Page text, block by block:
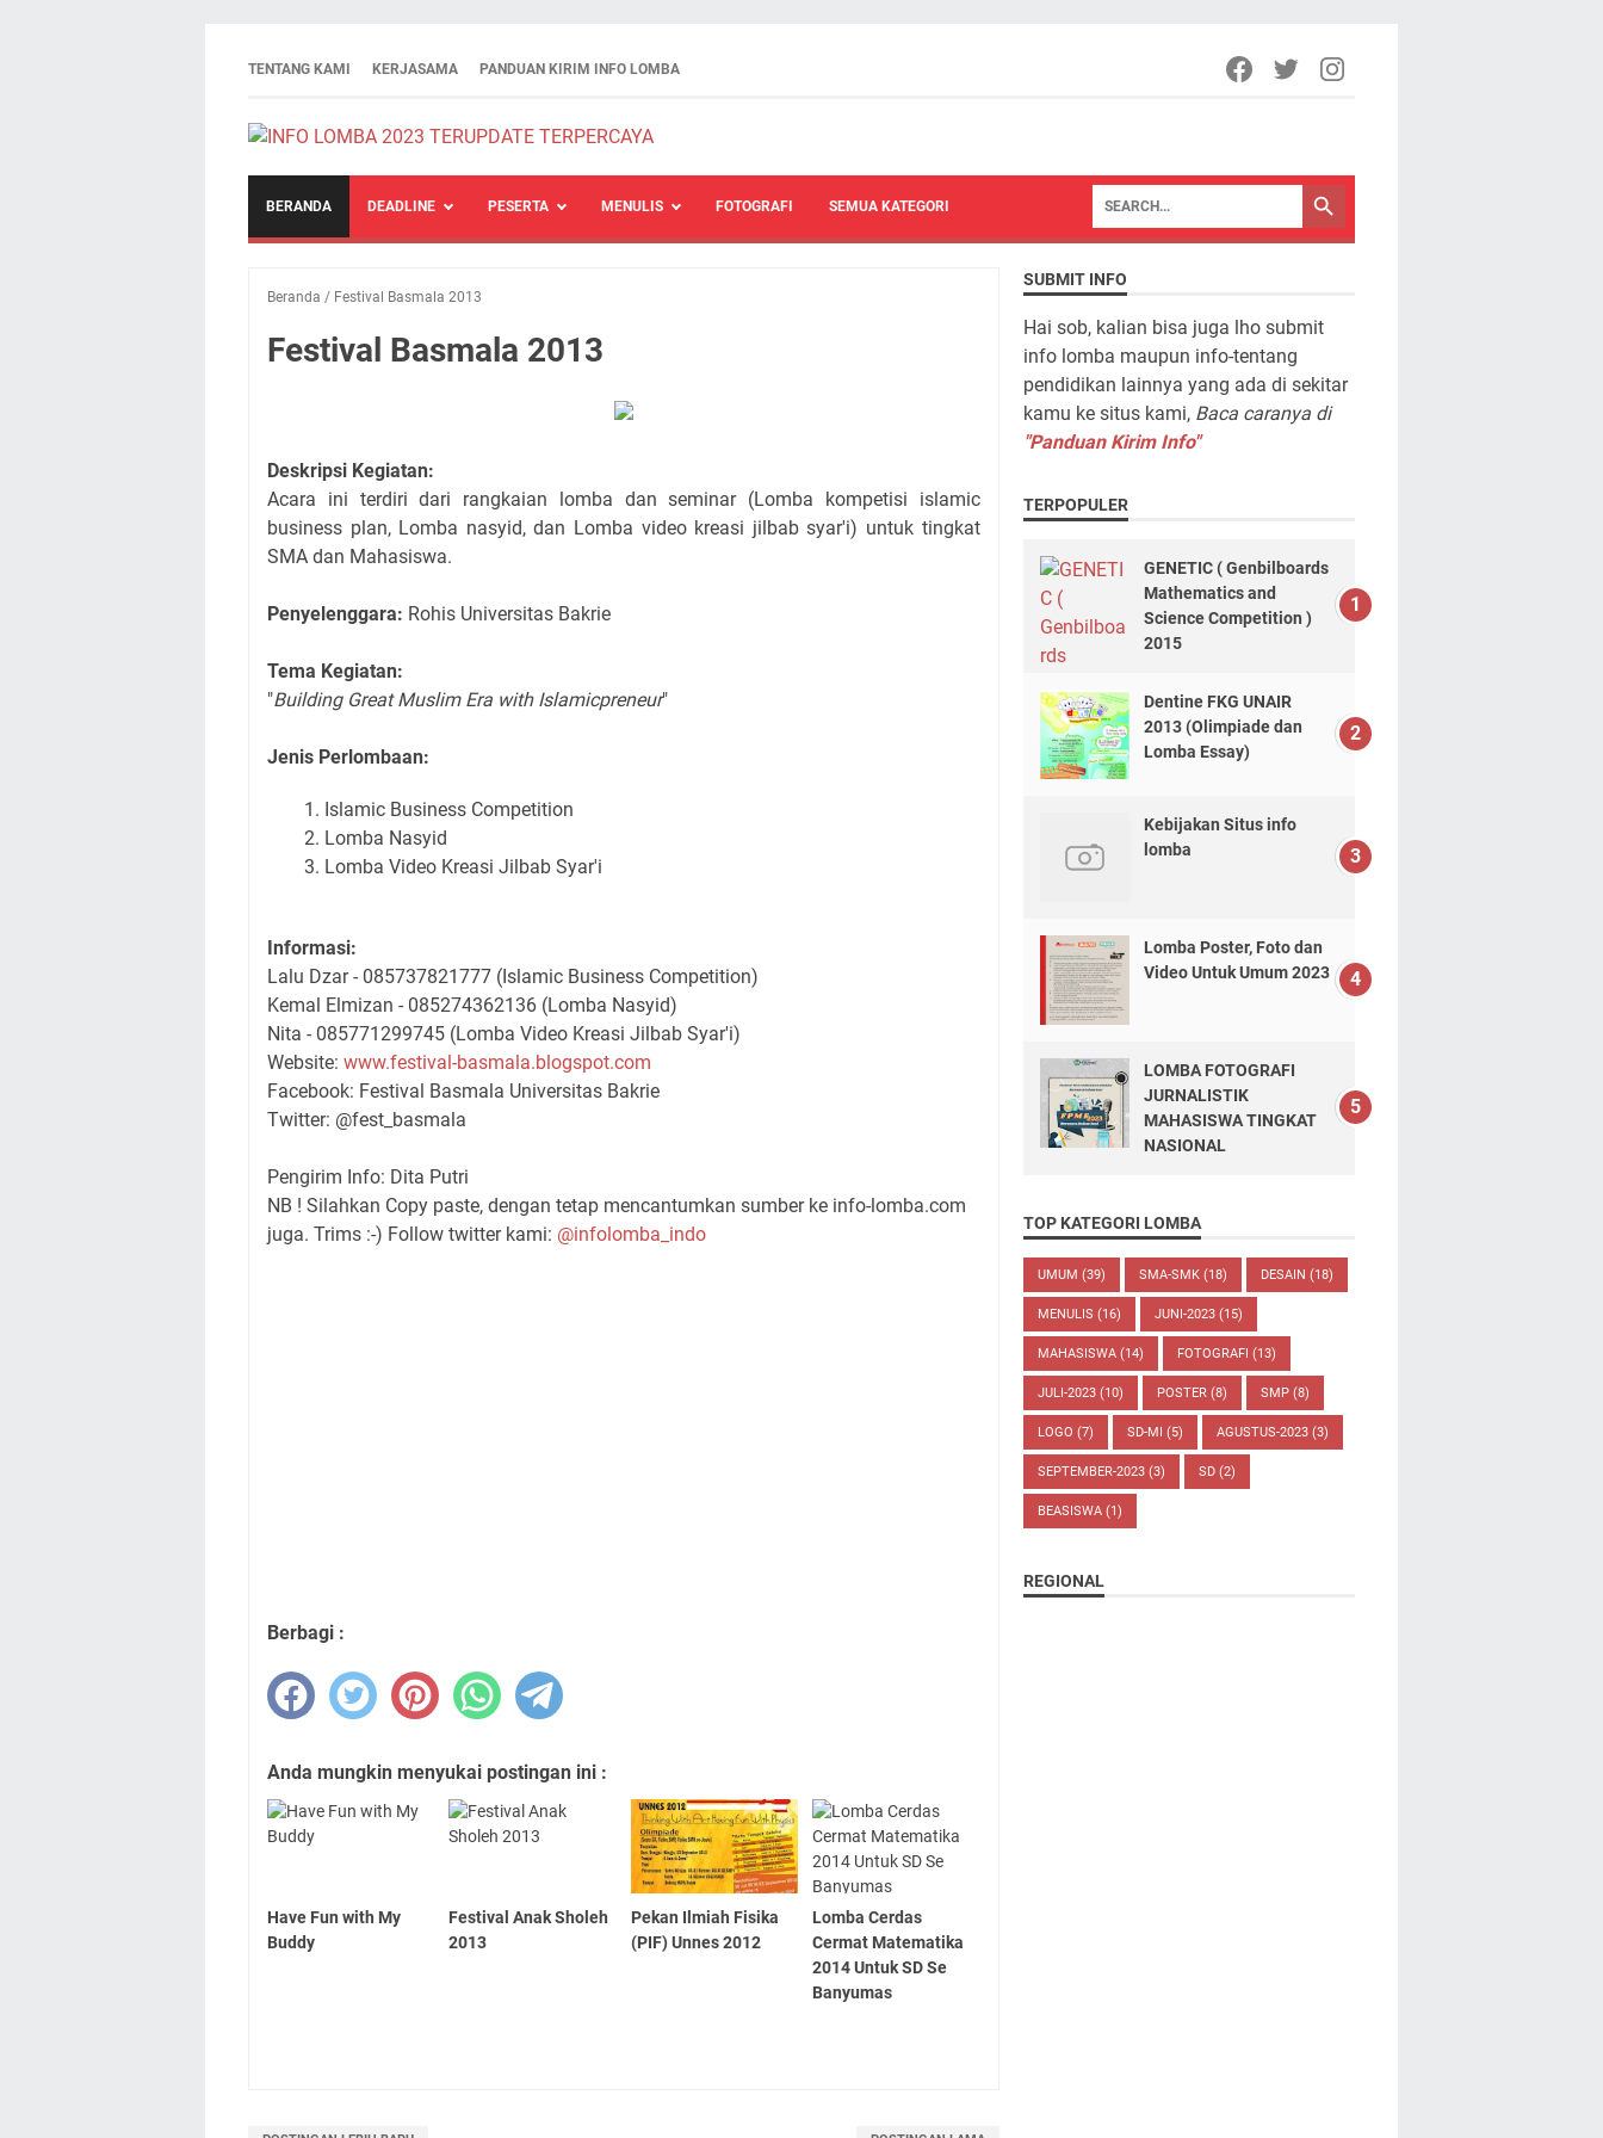
TENTANG KAMI KERJASAMA PANDUAN KIRIM INFO LOMBA
BERANDA DEADLINE PESERTA MENULIS FOTOGRAFI SEMUA KATEGORI
Beranda / Festival Basmala 2013
Festival Basmala 2013
Deskripsi Kegiatan:
Acara ini terdiri dari rangkaian lomba dan seminar (Lomba kompetisi islamic
business plan, Lomba nasyid, dan Lomba video kreasi jilbab syar'i) untuk tingkat
SMA dan Mahasiswa.
Penyelenggara: Rohis Universitas Bakrie
Tema Kegiatan:
"Building Great Muslim Era with Islamicpreneur"
Jenis Perlombaan:
Islamic Business Competition
Lomba Nasyid
Lomba Video Kreasi Jilbab Syar'i
Informasi:
Lalu Dzar - 085737821777 (Islamic Business Competition)
Kemal Elmizan - 085274362136 (Lomba Nasyid)
Nita - 085771299745 (Lomba Video Kreasi Jilbab Syar'i)
Website: www.festival-basmala.blogspot.com
Facebook: Festival Basmala Universitas Bakrie
Twitter: @fest_basmala
Pengirim Info: Dita Putri
NB ! Silahkan Copy paste, dengan tetap mencantumkan sumber ke info-lomba.com
juga. Trims :-) Follow twitter kami: @infolomba_indo
Berbagi :
Anda mungkin menyukai postingan ini :
Have Fun with My
Buddy
Festival Anak Sholeh
2013
Pekan Ilmiah Fisika
(PIF) Unnes 2012
Lomba Cerdas
Cermat Matematika
2014 Untuk SD Se
Banyumas
SUBMIT INFO
Hai sob, kalian bisa juga lho submit
info lomba maupun info-tentang
pendidikan lainnya yang ada di sekitar
kamu ke situs kami, Baca caranya di
"Panduan Kirim Info"
TERPOPULER
GENETIC ( Genbilboards
Mathematics and
Science Competition )
2015
Dentine FKG UNAIR
2013 (Olimpiade dan
Lomba Essay)
Kebijakan Situs info
lomba
Lomba Poster, Foto dan
Video Untuk Umum 2023
LOMBA FOTOGRAFI
JURNALISTIK
MAHASISWA TINGKAT
NASIONAL
TOP KATEGORI LOMBA
UMUM (39) SMA-SMK (18) DESAIN (18)
MENULIS (16) JUNI-2023 (15)
MAHASISWA (14) FOTOGRAFI (13)
JULI-2023 (10) POSTER (8) SMP (8)
LOGO (7) SD-MI (5) AGUSTUS-2023 (3)
SEPTEMBER-2023 (3) SD (2)
BEASISWA (1)
REGIONAL